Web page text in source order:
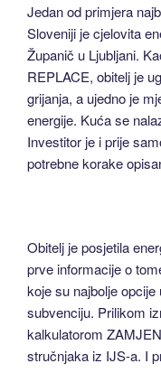
Jedan od primjera
Sloveniji je cjelovita
Županič u Ljubljani.
REPLACE, obitelj je
grijanja, a ujedno je
energije. Kuća se
Investitor je i prije
potrebne korake
Obitelj je posjetila
prve informacije o
koje su najbolje
subvenciju. Prilikom
kalkulatorom
stručnjaka iz IJS-a. I